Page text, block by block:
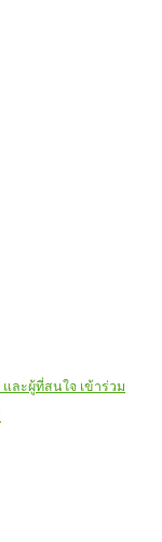
ละผู้ที่สนใจ เข้าร่วม